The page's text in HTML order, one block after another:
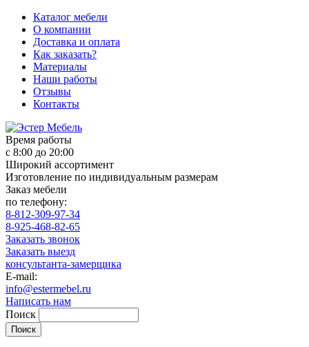
Каталог мебели
О компании
Доставка и оплата
Как заказать?
Материалы
Наши работы
Отзывы
Контакты
Время работы
с 8:00 до 20:00
Широкий ассортимент
Изготовление по индивидуальным размерам
Заказ мебели
по телефону:
8-812-309-97-34
8-925-468-82-65
Заказать звонок
Заказать выезд
консультанта-замерщика
E-mail:
info@estermebel.ru
Написать нам
Поиск